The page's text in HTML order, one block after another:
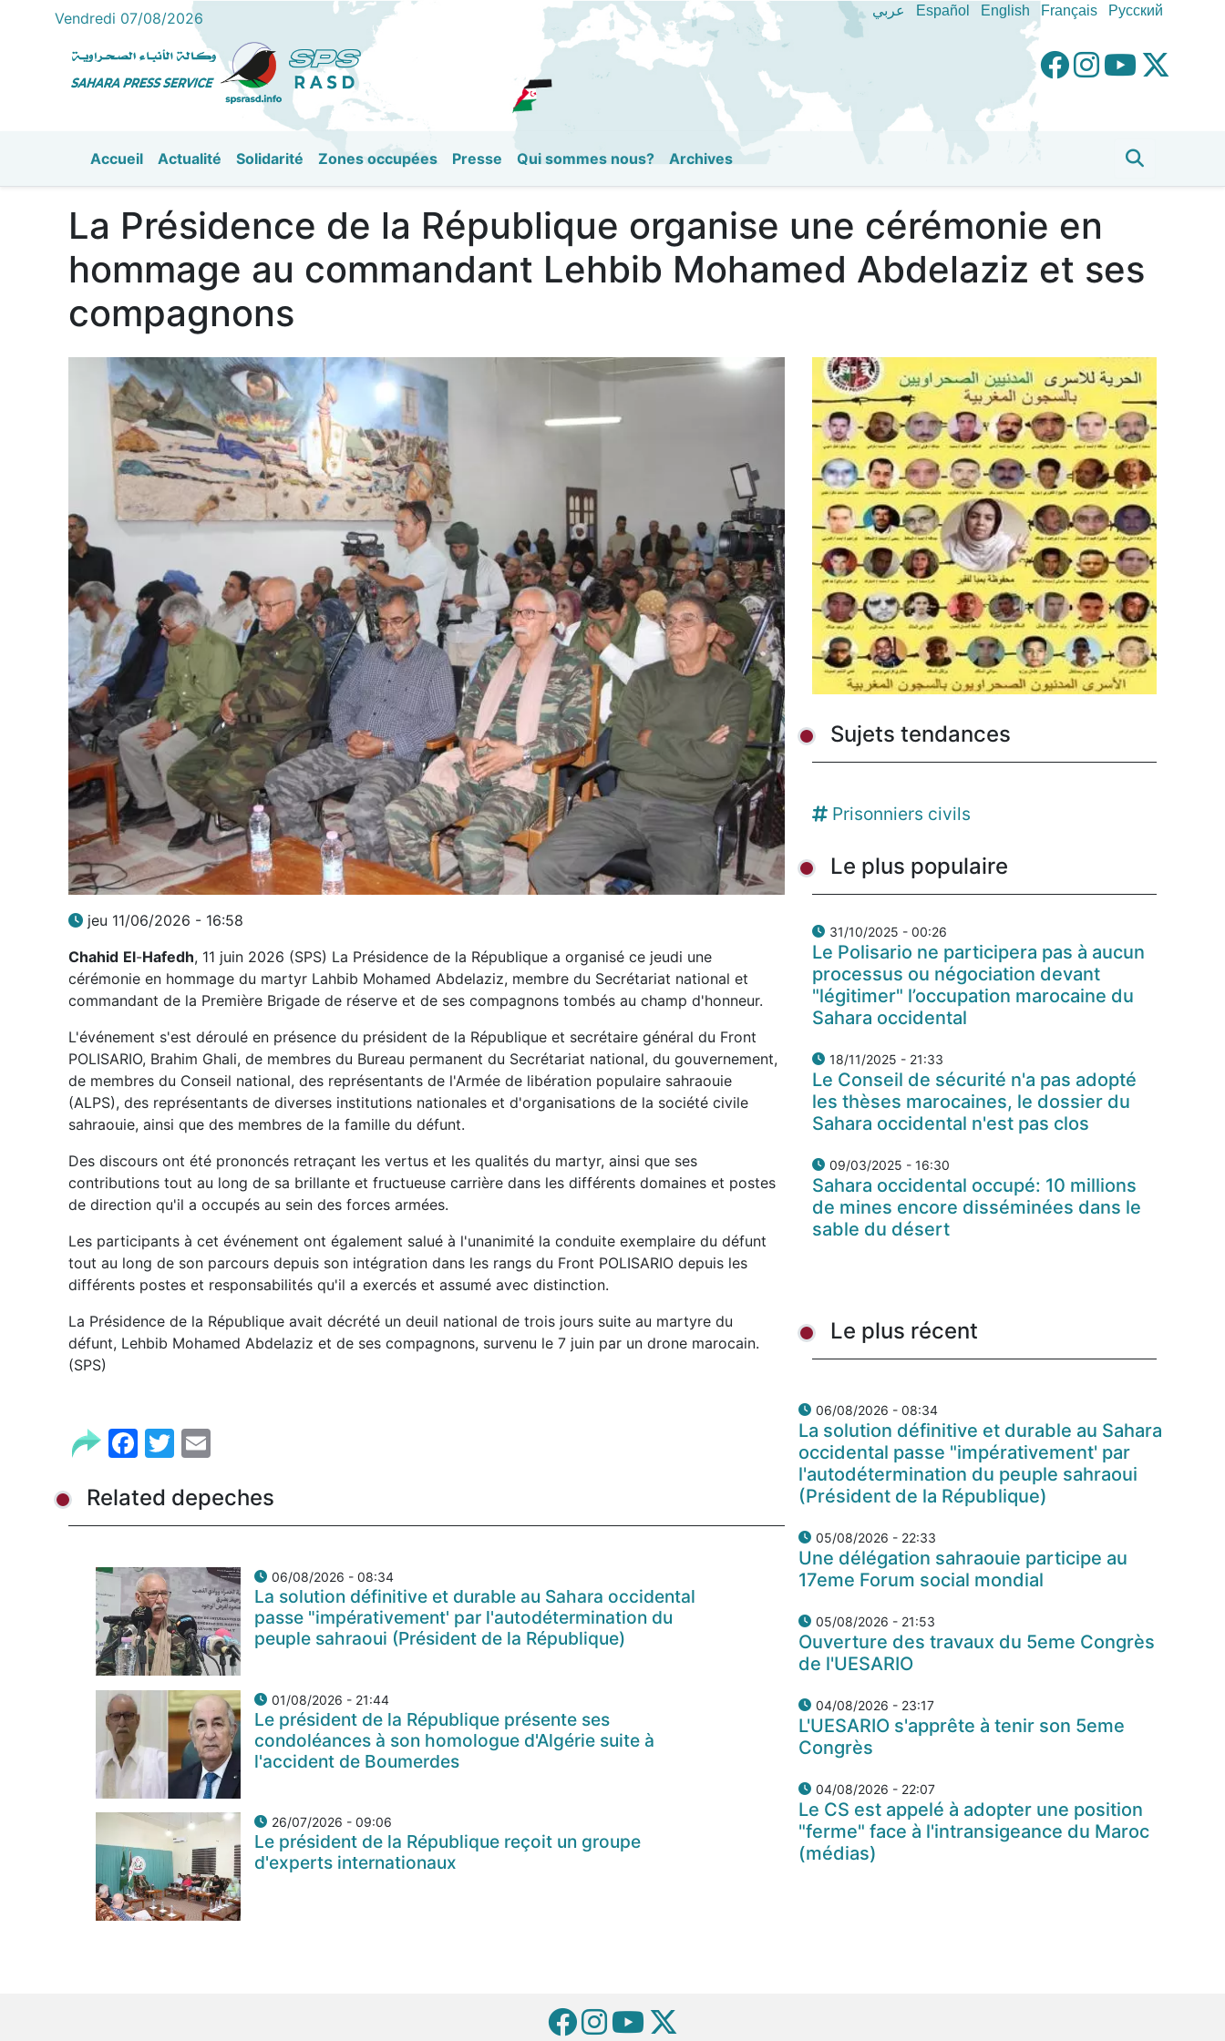
Aller
au
contenu
Vendredi 07/08/2026 عربي Español English Français Pусский
Accueil Actualité Solidarité Zones occupées Presse Qui sommes nous? Archives
La Présidence de la République organise une cérémonie en
hommage au commandant Lehbib Mohamed Abdelaziz et ses
compagnons
jeu 11/06/2026 - 16:58
Chahid El-Hafedh, 11 juin 2026 (SPS) La Présidence de la République a organisé ce jeudi une
cérémonie en hommage du martyr Lahbib Mohamed Abdelaziz, membre du Secrétariat national et
commandant de la Première Brigade de réserve et de ses compagnons tombés au champ d'honneur.
L'événement s'est déroulé en présence du président de la République et secrétaire général du Front
POLISARIO, Brahim Ghali, de membres du Bureau permanent du Secrétariat national, du gouvernement,
de membres du Conseil national, des représentants de l'Armée de libération populaire sahraouie
(ALPS), des représentants de diverses institutions nationales et d'organisations de la société civile
sahraouie, ainsi que des membres de la famille du défunt.
Des discours ont été prononcés retraçant les vertus et les qualités du martyr, ainsi que ses
contributions tout au long de sa brillante et fructueuse carrière dans les différents domaines et postes
de direction qu'il a occupés au sein des forces armées.
Les participants à cet événement ont également salué à l'unanimité la conduite exemplaire du défunt
tout au long de son parcours depuis son intégration dans les rangs du Front POLISARIO depuis les
différents postes et responsabilités qu'il a exercés et assumé avec distinction.
La Présidence de la République avait décrété un deuil national de trois jours suite au martyre du
défunt, Lehbib Mohamed Abdelaziz et de ses compagnons, survenu le 7 juin par un drone marocain.
(SPS)
Facebook
Twitter
Related depeches
06/08/2026 - 08:34
La solution définitive et durable au Sahara occidental
passe "impérativement' par l'autodétermination du
peuple sahraoui (Président de la République)
01/08/2026 - 21:44
Le président de la République présente ses
condoléances à son homologue d'Algérie suite à
l'accident de Boumerdes
26/07/2026 - 09:06
Le président de la République reçoit un groupe
d'experts internationaux
Sujets tendances
Prisonniers civils
Le plus populaire
31/10/2025 - 00:26
Le Polisario ne participera pas à aucun
processus ou négociation devant
"légitimer" l’occupation marocaine du
Sahara occidental
18/11/2025 - 21:33
Le Conseil de sécurité n'a pas adopté
les thèses marocaines, le dossier du
Sahara occidental n'est pas clos
09/03/2025 - 16:30
Sahara occidental occupé: 10 millions
de mines encore disséminées dans le
sable du désert
Le plus récent
06/08/2026 - 08:34
La solution définitive et durable au Sahara
occidental passe "impérativement' par
l'autodétermination du peuple sahraoui
(Président de la République)
05/08/2026 - 22:33
Une délégation sahraouie participe au
17eme Forum social mondial
05/08/2026 - 21:53
Ouverture des travaux du 5eme Congrès
de l'UESARIO
04/08/2026 - 23:17
L'UESARIO s'apprête à tenir son 5eme
Congrès
04/08/2026 - 22:07
Le CS est appelé à adopter une position
"ferme" face à l'intransigeance du Maroc
(médias)